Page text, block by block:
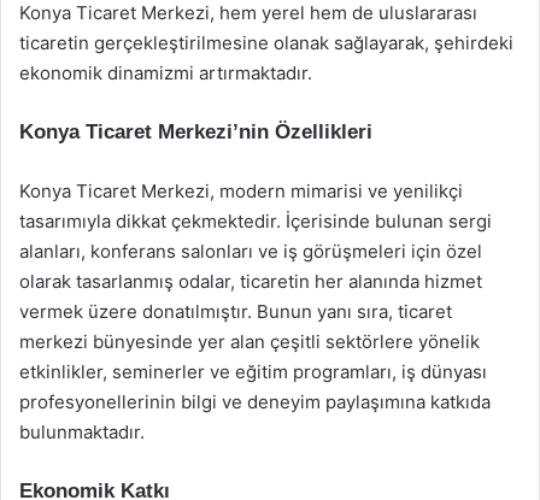
Konya Ticaret Merkezi, hem yerel hem de uluslararası
ticaretin gerçekleştirilmesine olanak sağlayarak, şehirdeki
ekonomik dinamizmi artırmaktadır.
Konya Ticaret Merkezi’nin Özellikleri
Konya Ticaret Merkezi, modern mimarisi ve yenilikçi
tasarımıyla dikkat çekmektedir. İçerisinde bulunan sergi
alanları, konferans salonları ve iş görüşmeleri için özel
olarak tasarlanmış odalar, ticaretin her alanında hizmet
vermek üzere donatılmıştır. Bunun yanı sıra, ticaret
merkezi bünyesinde yer alan çeşitli sektörlere yönelik
etkinlikler, seminerler ve eğitim programları, iş dünyası
profesyonellerinin bilgi ve deneyim paylaşımına katkıda
bulunmaktadır.
Ekonomik Katkı